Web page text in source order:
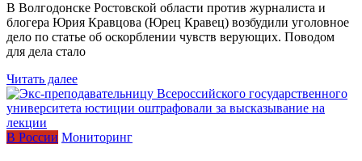
В Волгодонске Ростовской области против журналиста и
блогера Юрия Кравцова (Юрец Кравец) возбудили уголовное
дело по статье об оскорблении чувств верующих. Поводом
для дела стало
Читать далее
В России Мониторинг